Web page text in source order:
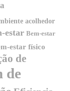
acolhedor
estar Bem-estar
estar físico
de
de